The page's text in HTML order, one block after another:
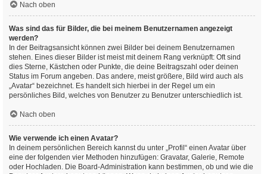
Nach oben
Was sind das für Bilder, die bei meinem Benutzernamen angezeigt
werden?
In der Beitragsansicht können zwei Bilder bei deinem Benutzernamen
stehen. Eines dieser Bilder ist meist mit deinem Rang verknüpft: Oft sind
dies Sterne, Kästchen oder Punkte, die deine Beitragszahl oder deinen
Status im Forum angeben. Das andere, meist größere, Bild wird auch als
„Avatar“ bezeichnet. Es handelt sich hierbei in der Regel um ein
persönliches Bild, welches von Benutzer zu Benutzer unterschiedlich ist.
Nach oben
Wie verwende ich einen Avatar?
In deinem persönlichen Bereich kannst du unter „Profil“ einen Avatar über
eine der folgenden vier Methoden hinzufügen: Gravatar, Galerie, Remote
oder Hochladen. Die Board-Administration kann bestimmen, ob und wie die